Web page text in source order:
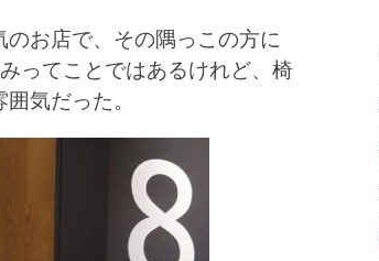
お店で、その隅っこの方に
ってことではあるけれど、椅
気だった。